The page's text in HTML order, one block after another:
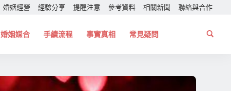
婚姻經營 經驗分享 提醒注意 參考資料 相關新聞 聯絡與合作
婚姻媒合 手續流程 事實真相 常見疑問